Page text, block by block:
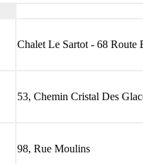
Chalet Le Sartot - 68 Route
53, Chemin Cristal Des
98, Rue Moulins